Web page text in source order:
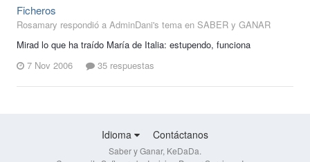
Ficheros
Rosamary respondió a AdminDani's tema en SABER y GANAR
Mirad lo que ha traído María de Italia: estupendo, funciona
7 Nov 2006
35 respuestas
Idioma Contáctanos
Saber y Ganar, KeDaDa.